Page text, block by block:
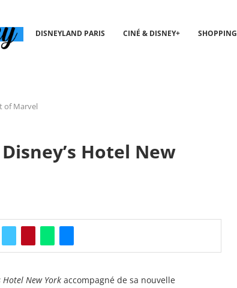
DISNEYLAND PARIS CINÉ & DISNEY+ SHOPPING
of Marvel
Hotel New
Hotel New York accompagné de sa nouvelle